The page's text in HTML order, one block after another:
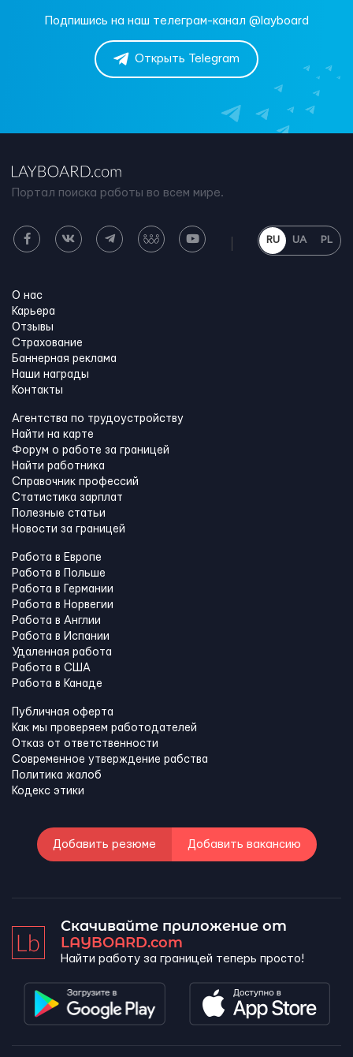
Подпишись на наш телеграм-канал @layboard
Открыть Telegram
Портал поиска работы во всем мире.
RU UA PL
О нас
Карьера
Отзывы
Страхование
Баннерная реклама
Наши награды
Контакты
Агентства по трудоустройству
Найти на карте
Форум о работе за границей
Найти работника
Справочник профессий
Статистика зарплат
Полезные статьи
Новости за границей
Работа в Европе
Работа в Польше
Работа в Германии
Работа в Норвегии
Работа в Англии
Работа в Испании
Удаленная работа
Работа в США
Работа в Канадe
Публичная оферта
Как мы проверяем работодателей
Отказ от ответственности
Современное утверждение рабства
Политика жалоб
Кодекс этики
Добавить резюме Добавить вакансию
Скачивайте приложение от
LAYBOARD.com
Найти работу за границей теперь просто!